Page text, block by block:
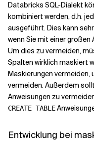
Databricks SQL-Dialekt
kombiniert werden, d.h.
ausgeführt. Dies kann
wenn Sie mit einer
Um dies zu vermeiden,
Spalten wirklich maskiert
Maskierungen vermeiden,
vermeiden. Außerdem
Anweisungen zu
CREATE TABLE
Entwicklung bei